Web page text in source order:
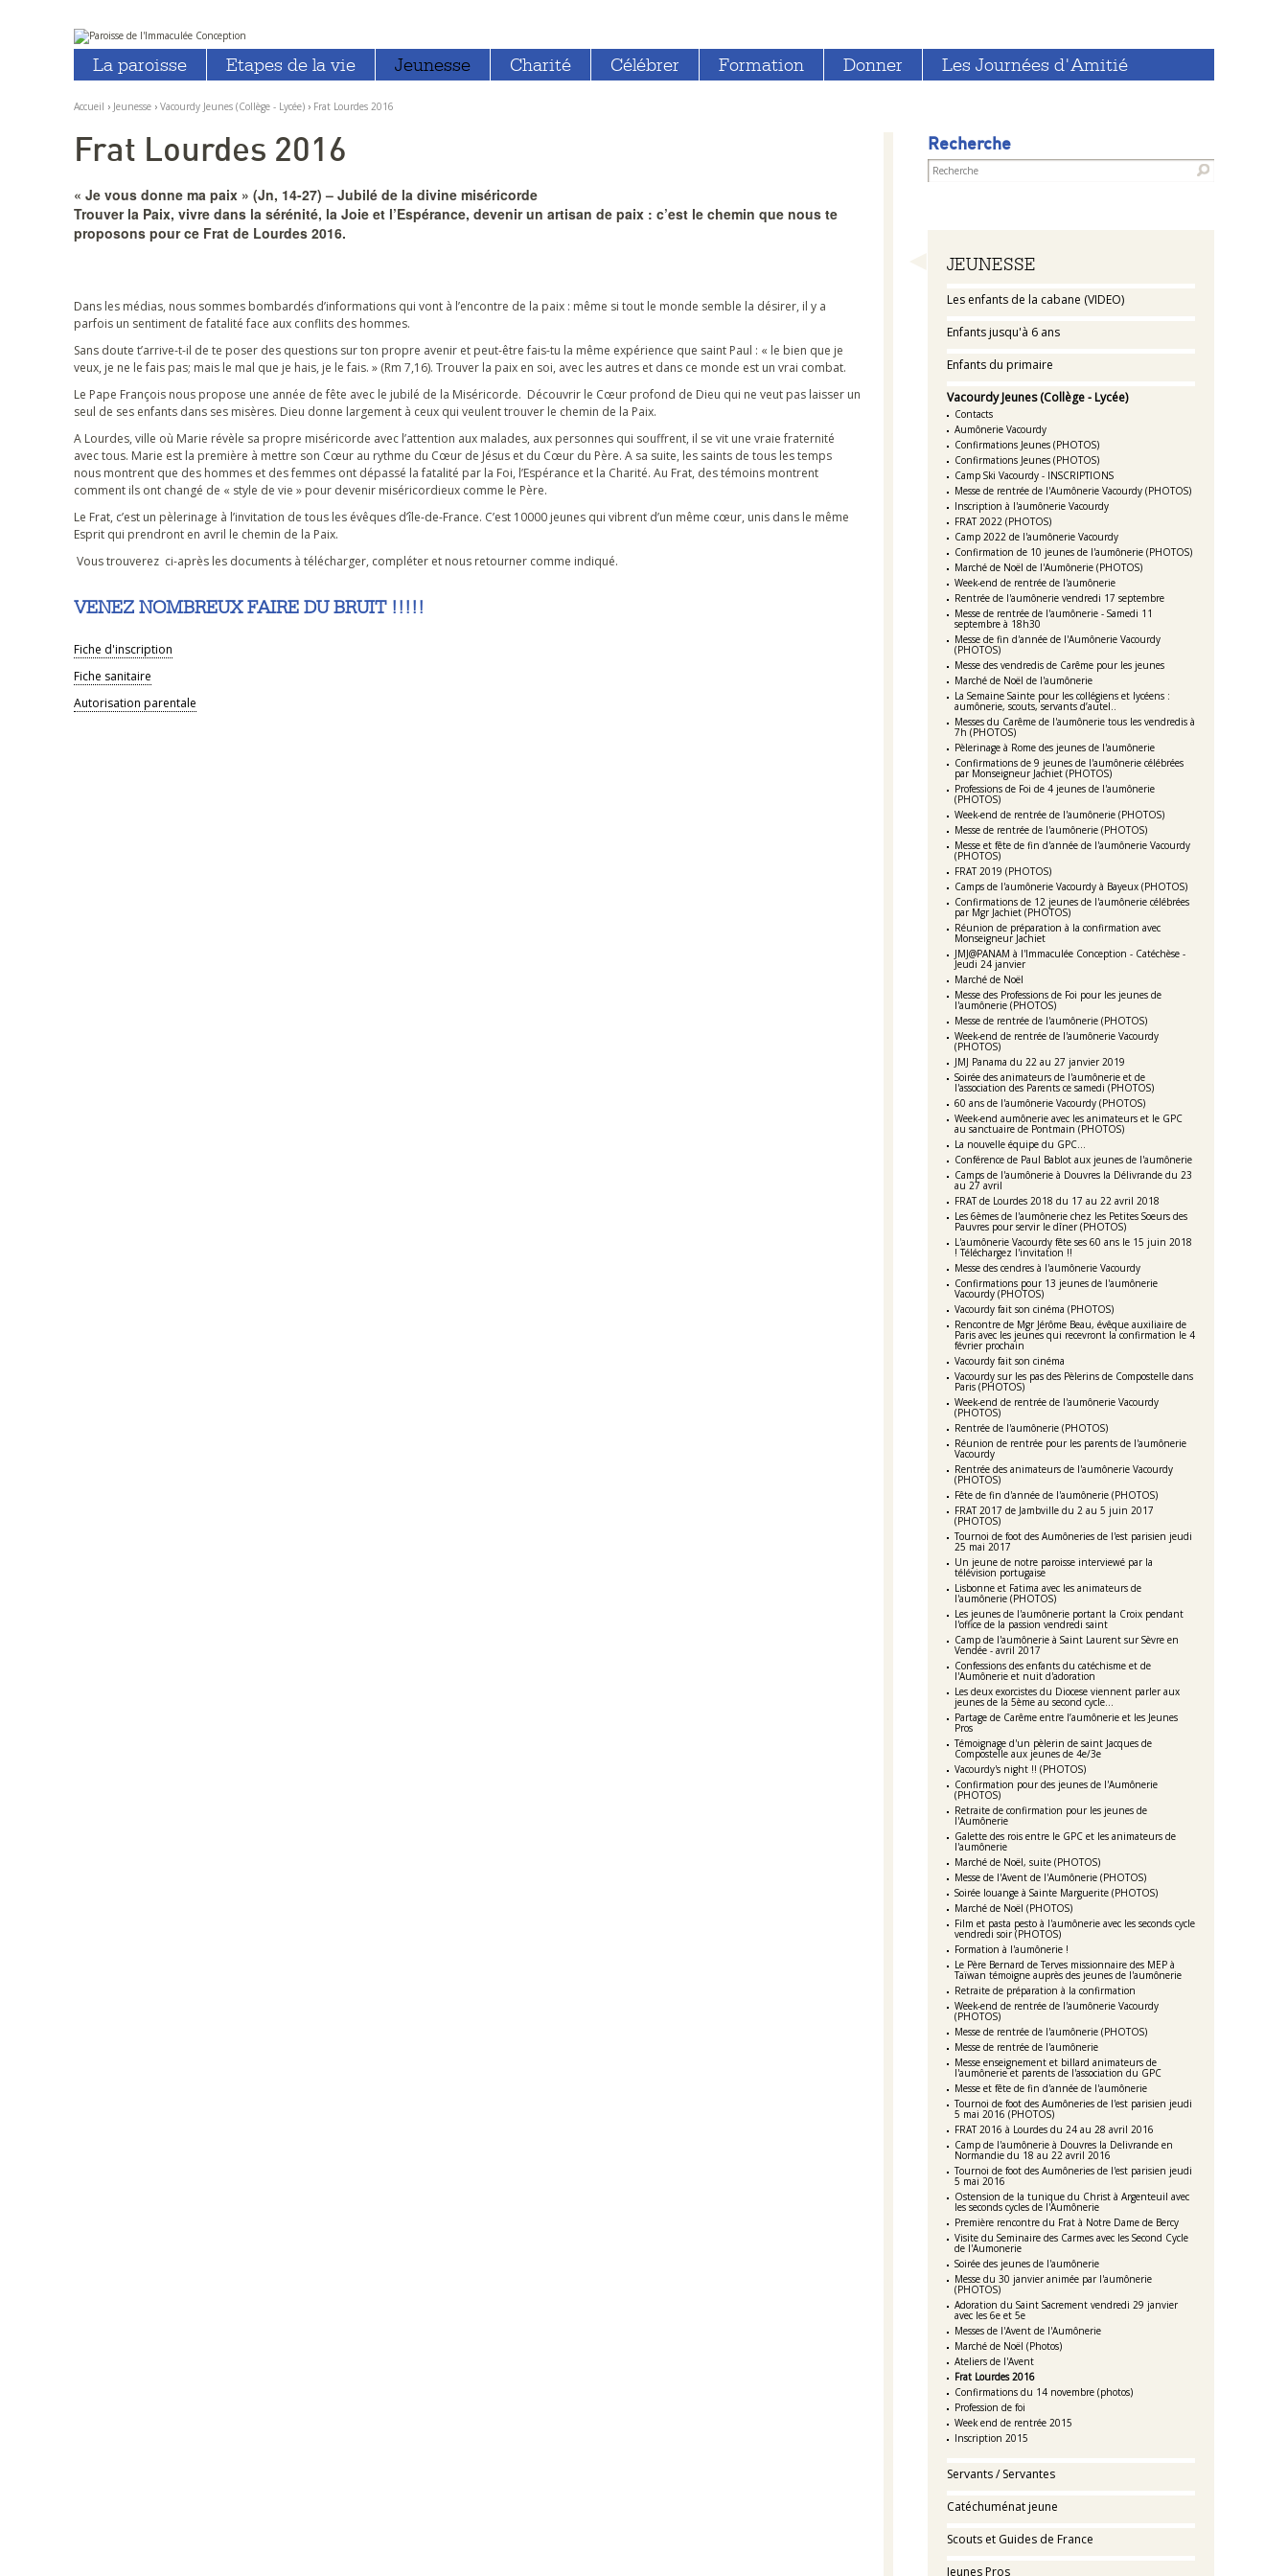
Aller
au
contenu.
à
Outils
personnels
La paroisse Etapes de la vie Jeunesse Charité Célébrer Formation Donner Les Journées d'Amitié
Accueil › Jeunesse › Vacourdy Jeunes (Collège - Lycée) › Frat Lourdes 2016
Recherche
Navigation
JEUNESSE
Les enfants de la cabane (VIDEO)
Enfants jusqu'à 6 ans
Enfants du primaire
Vacourdy Jeunes (Collège - Lycée)
Contacts
Aumônerie Vacourdy
Confirmations Jeunes (PHOTOS)
Confirmations Jeunes (PHOTOS)
Camp Ski Vacourdy - INSCRIPTIONS
Messe de rentrée de l'Aumônerie Vacourdy (PHOTOS)
Inscription à l'aumônerie Vacourdy
FRAT 2022 (PHOTOS)
Camp 2022 de l'aumônerie Vacourdy
Confirmation de 10 jeunes de l'aumônerie (PHOTOS)
Marché de Noël de l'Aumônerie (PHOTOS)
Week-end de rentrée de l'aumônerie
Rentrée de l'aumônerie vendredi 17 septembre
Messe de rentrée de l'aumônerie - Samedi 11
septembre à 18h30
Messe de fin d'année de l'Aumônerie Vacourdy
(PHOTOS)
Messe des vendredis de Carême pour les jeunes
Marché de Noël de l'aumônerie
La Semaine Sainte pour les collégiens et lycéens :
aumônerie, scouts, servants d’autel..
Messes du Carême de l'aumônerie tous les vendredis à
7h (PHOTOS)
Pèlerinage à Rome des jeunes de l'aumônerie
Confirmations de 9 jeunes de l'aumônerie célébrées
par Monseigneur Jachiet (PHOTOS)
Professions de Foi de 4 jeunes de l'aumônerie
(PHOTOS)
Week-end de rentrée de l'aumônerie (PHOTOS)
Messe de rentrée de l'aumônerie (PHOTOS)
Messe et fête de fin d'année de l'aumônerie Vacourdy
(PHOTOS)
FRAT 2019 (PHOTOS)
Camps de l'aumônerie Vacourdy à Bayeux (PHOTOS)
Confirmations de 12 jeunes de l'aumônerie célébrées
par Mgr Jachiet (PHOTOS)
Réunion de préparation à la confirmation avec
Monseigneur Jachiet
JMJ@PANAM à l'Immaculée Conception - Catéchèse -
Jeudi 24 janvier
Marché de Noël
Messe des Professions de Foi pour les jeunes de
l'aumônerie (PHOTOS)
Messe de rentrée de l'aumônerie (PHOTOS)
Week-end de rentrée de l'aumônerie Vacourdy
(PHOTOS)
JMJ Panama du 22 au 27 janvier 2019
Soirée des animateurs de l'aumônerie et de
l'association des Parents ce samedi (PHOTOS)
60 ans de l'aumônerie Vacourdy (PHOTOS)
Week-end aumônerie avec les animateurs et le GPC
au sanctuaire de Pontmain (PHOTOS)
La nouvelle équipe du GPC...
Conférence de Paul Bablot aux jeunes de l'aumônerie
Camps de l'aumônerie à Douvres la Délivrande du 23
au 27 avril
FRAT de Lourdes 2018 du 17 au 22 avril 2018
Les 6èmes de l'aumônerie chez les Petites Soeurs des
Pauvres pour servir le dîner (PHOTOS)
L'aumônerie Vacourdy fête ses 60 ans le 15 juin 2018
! Téléchargez l'invitation !!
Messe des cendres à l'aumônerie Vacourdy
Confirmations pour 13 jeunes de l'aumônerie
Vacourdy (PHOTOS)
Vacourdy fait son cinéma (PHOTOS)
Rencontre de Mgr Jérôme Beau, évêque auxiliaire de
Paris avec les jeunes qui recevront la confirmation le 4
février prochain
Vacourdy fait son cinéma
Vacourdy sur les pas des Pèlerins de Compostelle dans
Paris (PHOTOS)
Week-end de rentrée de l'aumônerie Vacourdy
(PHOTOS)
Rentrée de l'aumônerie (PHOTOS)
Réunion de rentrée pour les parents de l'aumônerie
Vacourdy
Rentrée des animateurs de l'aumônerie Vacourdy
(PHOTOS)
Fête de fin d'année de l'aumônerie (PHOTOS)
FRAT 2017 de Jambville du 2 au 5 juin 2017
(PHOTOS)
Tournoi de foot des Aumôneries de l'est parisien jeudi
25 mai 2017
Un jeune de notre paroisse interviewé par la
télévision portugaise
Lisbonne et Fatima avec les animateurs de
l'aumônerie (PHOTOS)
Les jeunes de l'aumônerie portant la Croix pendant
l'office de la passion vendredi saint
Camp de l'aumônerie à Saint Laurent sur Sèvre en
Vendée - avril 2017
Confessions des enfants du catéchisme et de
l'Aumônerie et nuit d'adoration
Les deux exorcistes du Diocese viennent parler aux
jeunes de la 5ème au second cycle...
Partage de Carême entre l’aumônerie et les Jeunes
Pros
Témoignage d'un pèlerin de saint Jacques de
Compostelle aux jeunes de 4e/3e
Vacourdy's night !! (PHOTOS)
Confirmation pour des jeunes de l'Aumônerie
(PHOTOS)
Retraite de confirmation pour les jeunes de
l'Aumônerie
Galette des rois entre le GPC et les animateurs de
l'aumônerie
Marché de Noël, suite (PHOTOS)
Messe de l'Avent de l'Aumônerie (PHOTOS)
Soirée louange à Sainte Marguerite (PHOTOS)
Marché de Noël (PHOTOS)
Film et pasta pesto à l'aumônerie avec les seconds cycle
vendredi soir (PHOTOS)
Formation à l'aumônerie !
Le Père Bernard de Terves missionnaire des MEP à
Taïwan témoigne auprès des jeunes de l'aumônerie
Retraite de préparation à la confirmation
Week-end de rentrée de l'aumônerie Vacourdy
(PHOTOS)
Messe de rentrée de l'aumônerie (PHOTOS)
Messe de rentrée de l'aumônerie
Messe enseignement et billard animateurs de
l'aumônerie et parents de l'association du GPC
Messe et fête de fin d'année de l'aumônerie
Tournoi de foot des Aumôneries de l'est parisien jeudi
5 mai 2016 (PHOTOS)
FRAT 2016 à Lourdes du 24 au 28 avril 2016
Camp de l'aumônerie à Douvres la Delivrande en
Normandie du 18 au 22 avril 2016
Tournoi de foot des Aumôneries de l'est parisien jeudi
5 mai 2016
Ostension de la tunique du Christ à Argenteuil avec
les seconds cycles de l'Aumônerie
Première rencontre du Frat à Notre Dame de Bercy
Visite du Seminaire des Carmes avec les Second Cycle
de l'Aumonerie
Soirée des jeunes de l'aumônerie
Messe du 30 janvier animée par l'aumônerie
(PHOTOS)
Adoration du Saint Sacrement vendredi 29 janvier
avec les 6e et 5e
Messes de l'Avent de l'Aumônerie
Marché de Noël (Photos)
Ateliers de l'Avent
Frat Lourdes 2016
Confirmations du 14 novembre (photos)
Profession de foi
Week end de rentrée 2015
Inscription 2015
Servants / Servantes
Catéchuménat jeune
Scouts et Guides de France
Jeunes Pros
Frat Lourdes 2016
« Je vous donne ma paix » (Jn, 14-27) – Jubilé de la divine miséricorde
Trouver la Paix, vivre dans la sérénité, la Joie et l’Espérance, devenir un artisan de paix : c’est le chemin que nous te
proposons pour ce Frat de Lourdes 2016.
Dans les médias, nous sommes bombardés d’informations qui vont à l’encontre de la paix : même si tout le monde semble la désirer, il y a
parfois un sentiment de fatalité face aux conflits des hommes.
Sans doute t’arrive-t-il de te poser des questions sur ton propre avenir et peut-être fais-tu la même expérience que saint Paul : « le bien que je
veux, je ne le fais pas; mais le mal que je hais, je le fais. » (Rm 7,16). Trouver la paix en soi, avec les autres et dans ce monde est un vrai combat.
Le Pape François nous propose une année de fête avec le jubilé de la Miséricorde. Découvrir le Cœur profond de Dieu qui ne veut pas laisser un
seul de ses enfants dans ses misères. Dieu donne largement à ceux qui veulent trouver le chemin de la Paix.
A Lourdes, ville où Marie révèle sa propre miséricorde avec l’attention aux malades, aux personnes qui souffrent, il se vit une vraie fraternité
avec tous. Marie est la première à mettre son Cœur au rythme du Cœur de Jésus et du Cœur du Père. A sa suite, les saints de tous les temps
nous montrent que des hommes et des femmes ont dépassé la fatalité par la Foi, l’Espérance et la Charité. Au Frat, des témoins montrent
comment ils ont changé de « style de vie » pour devenir miséricordieux comme le Père.
Le Frat, c’est un pèlerinage à l’invitation de tous les évêques d’île-de-France. C’est 10000 jeunes qui vibrent d’un même cœur, unis dans le même
Esprit qui prendront en avril le chemin de la Paix.
Vous trouverez ci-après les documents à télécharger, compléter et nous retourner comme indiqué.
VENEZ NOMBREUX FAIRE DU BRUIT !!!!!
Fiche d'inscription
Fiche sanitaire
Autorisation parentale